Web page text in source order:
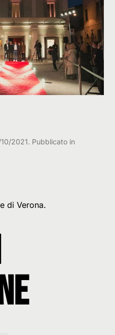
2021. Pubblicato in
di Verona.